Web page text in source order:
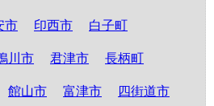
市 印西市 白子町
川市 君津市 長柄町
館山市 富津市 四街道市